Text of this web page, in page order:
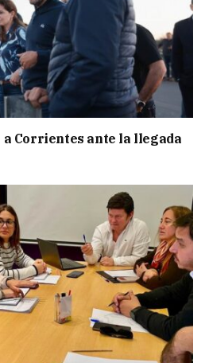
a Corrientes ante la llegada